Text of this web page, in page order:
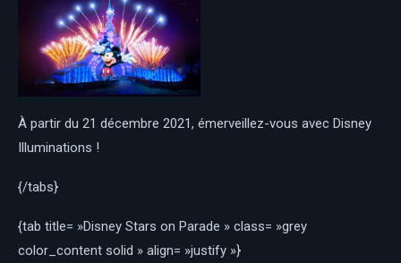
À partir du 21 décembre 2021, émerveillez-vous avec Disney
Illuminations !
{/tabs}
{tab title= »Disney Stars on Parade » class= »grey
color_content solid » align= »justify »}